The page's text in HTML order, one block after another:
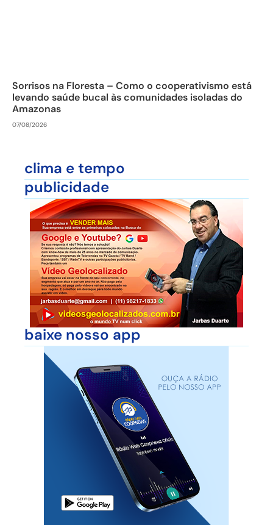
Sorrisos na Floresta – Como o cooperativismo está
levando saúde bucal às comunidades isoladas do
Amazonas
07/08/2026
clima e tempo
publicidade
baixe nosso app